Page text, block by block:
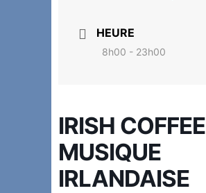
HEURE
8h00 - 23h00
IRISH COFFEE
MUSIQUE
IRLANDAISE